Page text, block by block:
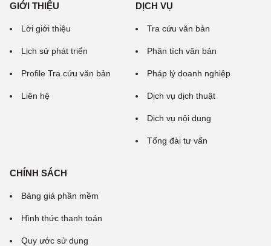
GIỚI THIỆU
Lời giới thiệu
Lịch sử phát triển
Profile Tra cứu văn bản
Liên hệ
DỊCH VỤ
Tra cứu văn bản
Phân tích văn bản
Pháp lý doanh nghiệp
Dịch vụ dịch thuật
Dịch vụ nội dung
Tổng đài tư vấn
CHÍNH SÁCH
Bảng giá phần mềm
Hình thức thanh toán
Quy ước sử dụng